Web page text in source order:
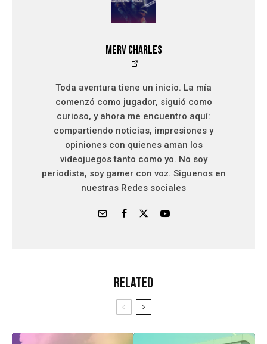
Merv Charles
Toda aventura tiene un inicio. La mía
comenzó como jugador, siguió como
curioso, y ahora me encuentro aquí:
compartiendo noticias, impresiones y
opiniones con quienes aman los
videojuegos tanto como yo. No soy
periodista, soy gamer con voz. Siguenos en
nuestras Redes sociales
Related